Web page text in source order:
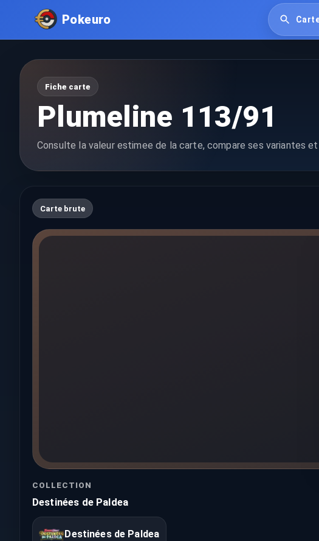
Pokeuro
Fiche carte
Plumeline 113/91
Consulte la valeur estimee de la carte, compare ses variantes
Carte brute
COLLECTION
Destinées de Paldea
Destinées de Paldea